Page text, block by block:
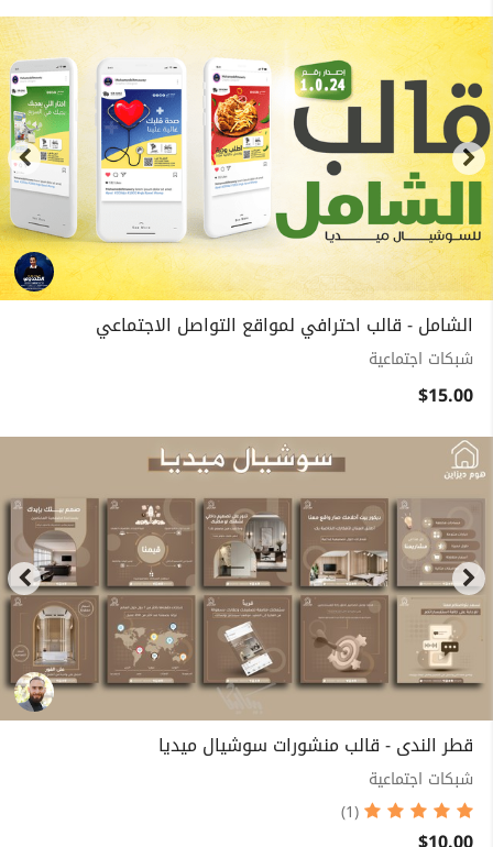
الشامل - قالب احترافي لمواقع التواصل الاجتماعي
شبكات اجتماعية
$15.00
قطر الندى - قالب منشورات سوشيال ميديا
شبكات اجتماعية
(1)